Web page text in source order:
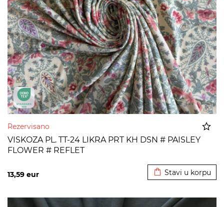
Rezervisano
VISKOZA PL. TT-24 LIKRA PRT KH DSN # PAISLEY
FLOWER # REFLET
13,59 eur Stavi u korpu